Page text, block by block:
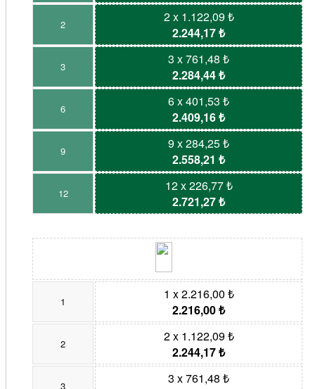
2
2 x 1.122,09 ₺
2.244,17 ₺
3
3 x 761,48 ₺
2.284,44 ₺
6
6 x 401,53 ₺
2.409,16 ₺
9
9 x 284,25 ₺
2.558,21 ₺
12
12 x 226,77 ₺
2.721,27 ₺
1
1 x 2.216,00 ₺
2.216,00 ₺
2
2 x 1.122,09 ₺
2.244,17 ₺
3
3 x 761,48 ₺